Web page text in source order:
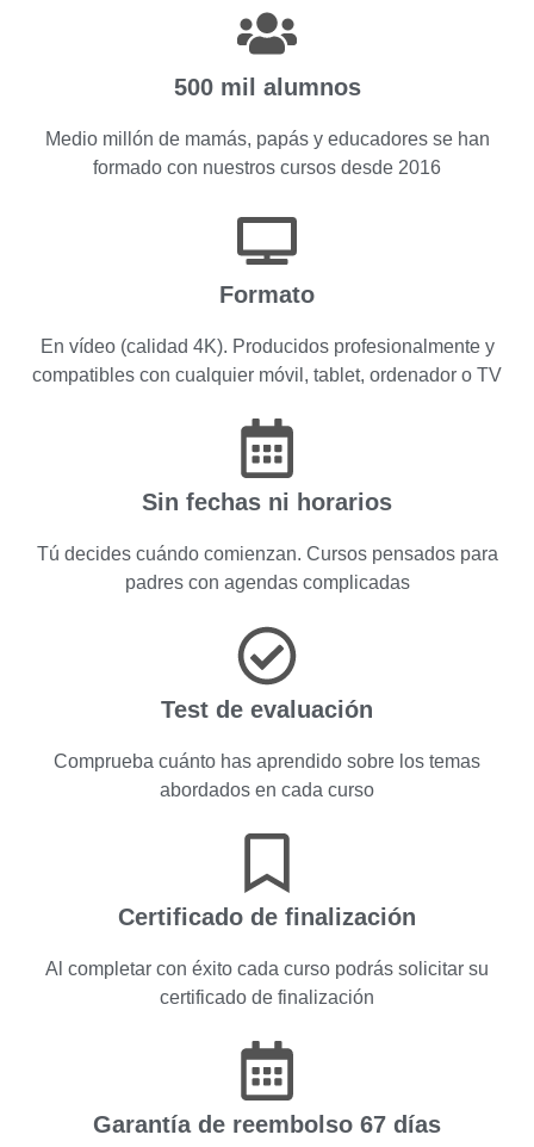
500 mil alumnos
Medio millón de mamás, papás y educadores se han
formado con nuestros cursos desde 2016
Formato
En vídeo (calidad 4K). Producidos profesionalmente y
compatibles con cualquier móvil, tablet, ordenador o TV
Sin fechas ni horarios
Tú decides cuándo comienzan. Cursos pensados para
padres con agendas complicadas
Test de evaluación
Comprueba cuánto has aprendido sobre los temas
abordados en cada curso
Certificado de finalización
Al completar con éxito cada curso podrás solicitar su
certificado de finalización
Garantía de reembolso 67 días